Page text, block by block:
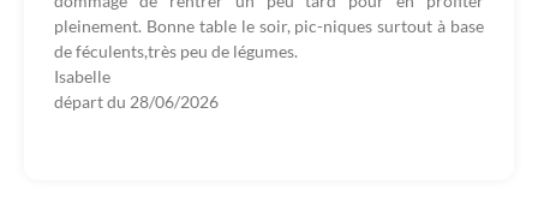
pleinement. Bonne table le soir, pic-niques surtout à base
de féculents,très peu de légumes.
Isabelle
départ du 28/06/2026